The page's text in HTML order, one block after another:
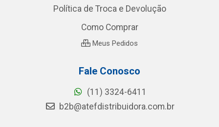
Política de Troca e Devolução
Como Comprar
Meus Pedidos
Fale Conosco
(11) 3324-6411
b2b@atefdistribuidora.com.br